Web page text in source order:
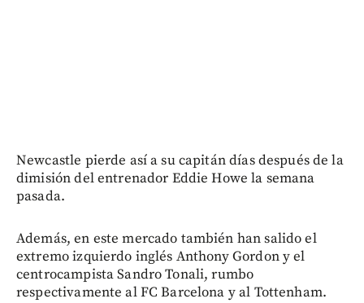
Newcastle pierde así a su capitán días después de la
dimisión del entrenador Eddie Howe la semana
pasada.
Además, en este mercado también han salido el
extremo izquierdo inglés Anthony Gordon y el
centrocampista Sandro Tonali, rumbo
respectivamente al FC Barcelona y al Tottenham.